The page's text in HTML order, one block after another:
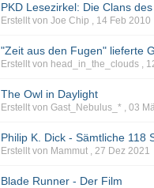
PKD Lesezirkel: Die Clans
Erstellt von Joe Chip , 14 Feb 2010
"Zeit aus den Fugen" lieferte
Erstellt von head_in_the_clouds ,
The Owl in Daylight
Erstellt von Gast_Nebulus_* ,03
Philip K. Dick - Sämtliche 118
Erstellt von Mammut ,27 Dez 2021
Blade Runner - Der Film